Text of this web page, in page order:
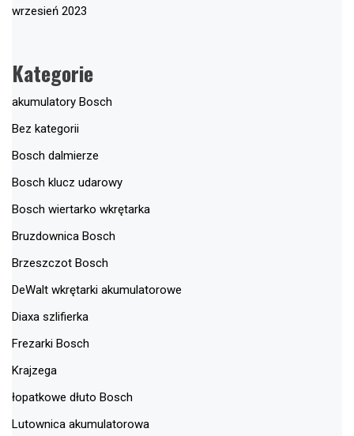
wrzesień 2023
Kategorie
akumulatory Bosch
Bez kategorii
Bosch dalmierze
Bosch klucz udarowy
Bosch wiertarko wkrętarka
Bruzdownica Bosch
Brzeszczot Bosch
DeWalt wkrętarki akumulatorowe
Diaxa szlifierka
Frezarki Bosch
Krajzega
łopatkowe dłuto Bosch
Lutownica akumulatorowa